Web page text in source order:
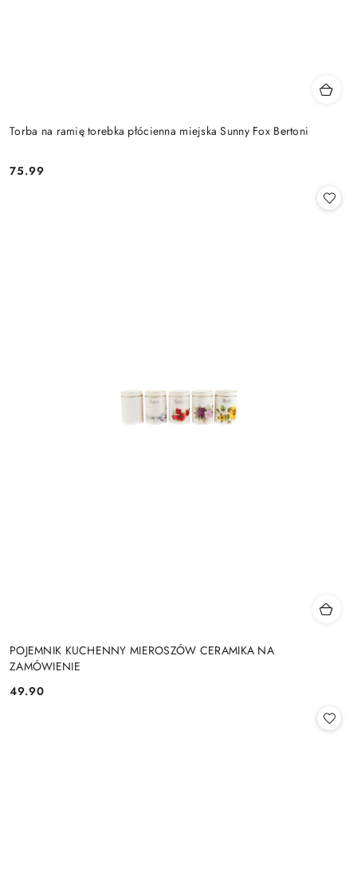
Torba na ramię torebka płócienna miejska Sunny Fox Bertoni
Cena:
75.99
POJEMNIK KUCHENNY MIEROSZÓW CERAMIKA NA
ZAMÓWIENIE
Cena:
49.90